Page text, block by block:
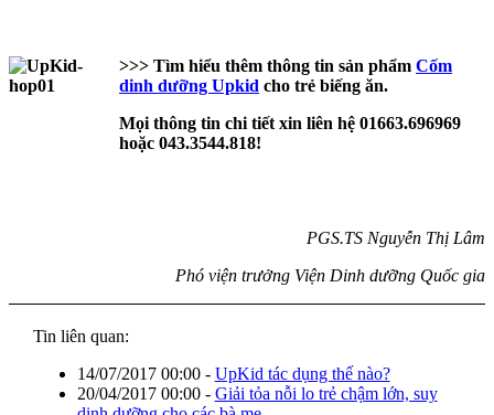
>>> Tìm hiểu thêm thông tin sản phẩm Cốm
dinh dưỡng Upkid cho trẻ biếng ăn.
Mọi thông tin chi tiết xin liên hệ 01663.696969
hoặc 043.3544.818!
PGS.TS Nguyễn Thị Lâm
Phó viện trưởng Viện Dinh dưỡng Quốc gia
Tin liên quan:
14/07/2017 00:00- UpKid tác dụng thế nào?
20/04/2017 00:00- Giải tỏa nỗi lo trẻ chậm lớn, suy